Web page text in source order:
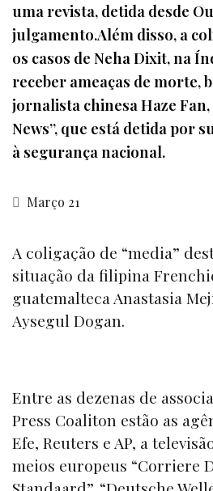
uma revista, detida desde
julgamento.Além disso, a
os casos de Neha Dixit, na
receber ameaças de morte,
jornalista chinesa Haze
News”, que está detida por
à segurança nacional.
Março 21
A coligação de “media”
situação da filipina
guatemalteca Anastasia
Aysegul Dogan.
Entre as dezenas de
Press Coaliton estão as
Efe, Reuters e AP, a
meios europeus “Corriere